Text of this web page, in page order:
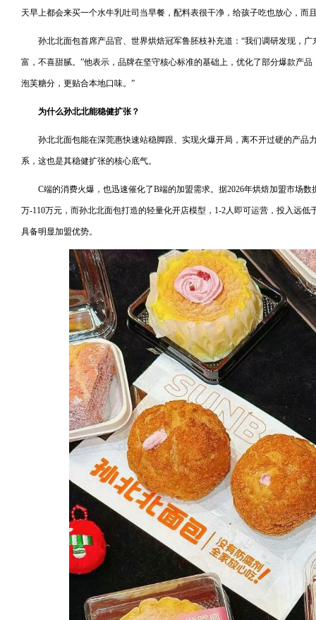
天早上都会来买一个水牛乳吐司当早餐，配料表很干净，给孩子吃也放心，而
孙北北面包首席产品官、世界烘焙冠军鲁胚枝补充道：“我们调研发现，
富，不喜甜腻。”他表示，品牌在坚守核心标准的基础上，优化了部分爆款产
泡芙糖分，更贴合本地口味。”
为什么孙北北能稳健扩张？
孙北北面包能在深莞惠快速站稳脚跟、实现火爆开局，离不开过硬的产品
系，这也是其稳健扩张的核心底气。
C端的消费火爆，也迅速催化了B端的加盟需求。据2026年烘焙加盟市场
万-110万元，而孙北北面包打造的轻量化开店模型，1-2人即可运营，投入远
具备明显加盟优势。